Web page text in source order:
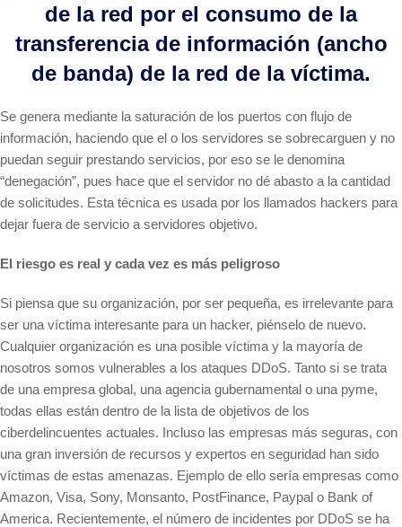
de la red por el consumo de la
transferencia de información (ancho
de banda) de la red de la víctima.
Se genera mediante la saturación de los puertos con flujo de
información, haciendo que el o los servidores se sobrecarguen y no
puedan seguir prestando servicios, por eso se le denomina
“denegación”, pues hace que el servidor no dé abasto a la cantidad
de solicitudes. Esta técnica es usada por los llamados hackers para
dejar fuera de servicio a servidores objetivo.
El riesgo es real y cada vez es más peligroso
Si piensa que su organización, por ser pequeña, es irrelevante para
ser una víctima interesante para un hacker, piénselo de nuevo.
Cualquier organización es una posible víctima y la mayoría de
nosotros somos vulnerables a los ataques DDoS. Tanto si se trata
de una empresa global, una agencia gubernamental o una pyme,
todas ellas están dentro de la lista de objetivos de los
ciberdelincuentes actuales. Incluso las empresas más seguras, con
una gran inversión de recursos y expertos en seguridad han sido
víctimas de estas amenazas. Ejemplo de ello sería empresas como
Amazon, Visa, Sony, Monsanto, PostFinance, Paypal o Bank of
America. Recientemente, el número de incidentes por DDoS se ha